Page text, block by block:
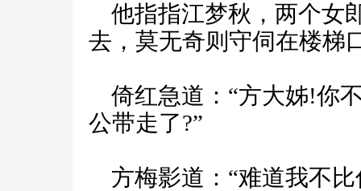
他指指江梦秋，两个女
去，莫无奇则守伺在楼梯
倚红急道：“方大姊!你
公带走了?”
方梅影道：“难道我不